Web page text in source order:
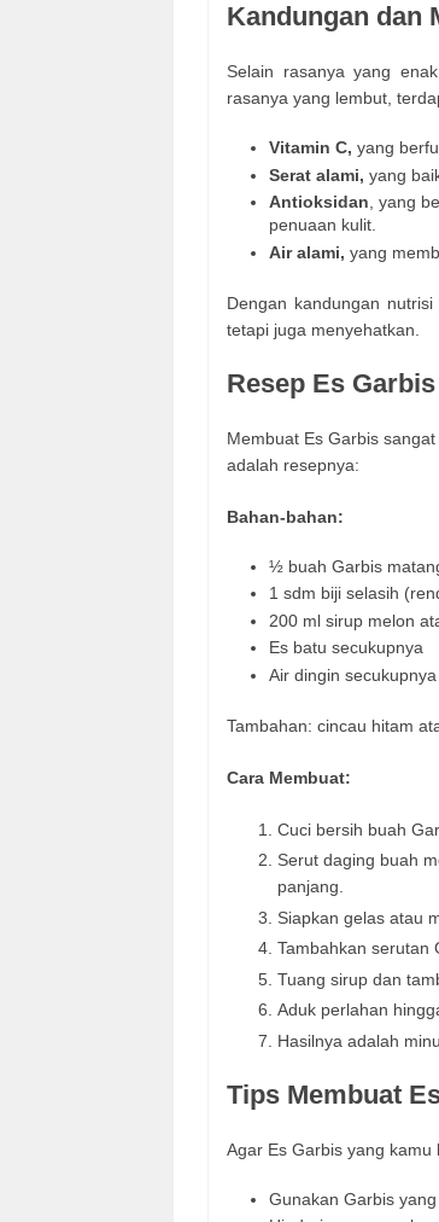
Kandungan dan
Selain rasanya yang
rasanya yang lembut,
Vitamin C, yang
Serat alami, yang
Antioksidan , yang
penuaan kulit.
Air alami, yang
Dengan kandungan
tetapi juga menyehatkan.
Resep Es
Membuat Es Garbis
adalah resepnya:
Bahan-bahan:
½ buah Garbis
1 sdm biji selasih
200 ml sirup melon
Es batu secukupnya
Air dingin secukupnya
Tambahan: cincau hitam
Cara Membuat:
Cuci bersih buah
Serut daging buah
panjang.
Siapkan gelas atau
Tambahkan serutan
Tuang sirup dan
Aduk perlahan
Hasilnya adalah
Tips Membuat
Agar Es Garbis yang
Gunakan Garbis